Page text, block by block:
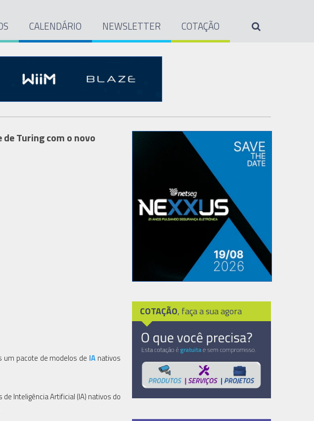
CALENDÁRIO NEWSLETTER COTAÇÃO
Turing com o novo
um pacote de modelos de IA nativos
Inteligência Artificial (IA) nativos do
COTAÇÃO, faça a sua agora